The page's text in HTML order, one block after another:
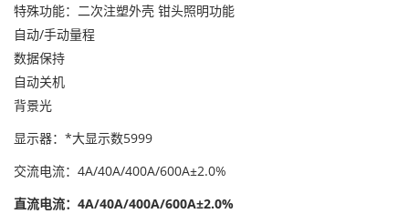
特殊功能：二次注塑外壳 钳头照明功能
自动/手动量程
数据保持
自动关机
背景光
显示器：*大显示数5999
交流电流：4A/40A/400A/600A±2.0%
直流电流：4A/40A/400A/600A±2.0%